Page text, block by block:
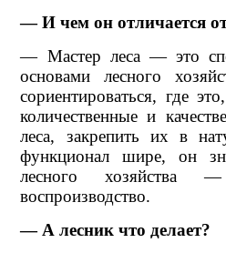
— И чем он отличается
— Мастер леса — это
основами лесного
сориентироваться, где
количественные и
леса, закрепить их в
функционал шире, он
лесного хозяйства
воспроизводство.
— А лесник что делает?